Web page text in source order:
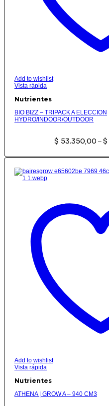
Add to wishlist
Vista rápida
Nutrientes
BIO BIZZ – TRIPACK A ELECCION
HYDRO/INDOOR/OUTDOOR
$ 53.350,00 – $
Add to wishlist
Vista rápida
Nutrientes
ATHENA | GROW A – 940 CM3